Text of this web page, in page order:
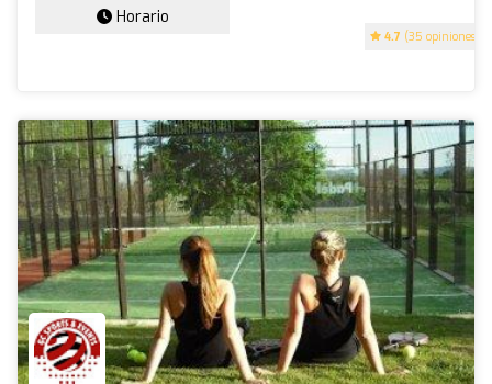
4.7 (35 opiniones)
Horario